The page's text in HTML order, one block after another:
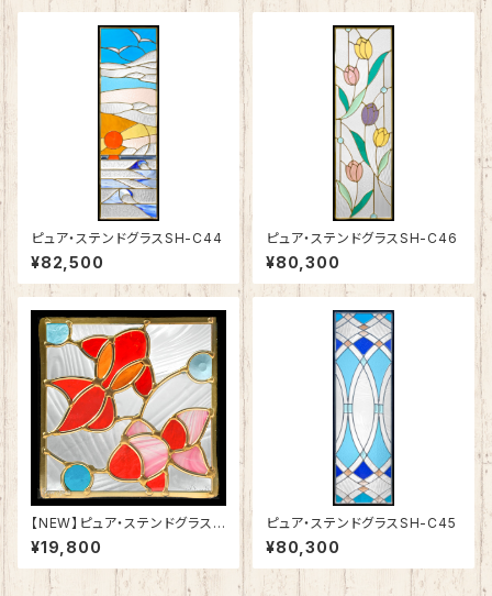
ピュア・ステンドグラスSH-C44
¥82,500
ピュア・ステンドグラスSH-C46
¥80,300
【NEW】ピュア・ステンドグラスS
H-D55
¥19,800
ピュア・ステンドグラスSH-C45
¥80,300